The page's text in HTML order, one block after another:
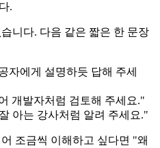
.
니다. 다음 같은 짧은 한 문장
자에게 설명하듯 답해 주세
개발자처럼 검토해 주세요."
아는 강사처럼 알려 주세요."
조금씩 이해하고 싶다면 "왜